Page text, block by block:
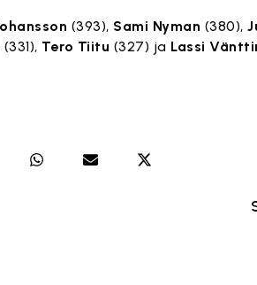
(393), Sami Nyman (380),
(331), Tero Tiitu (327) ja Lassi